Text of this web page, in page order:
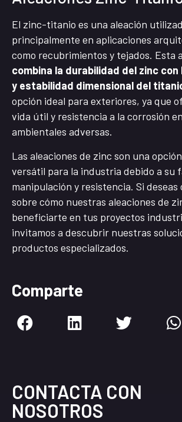
El zinc-titanio es una aleación
principalmente en aplicaciones
como recubrimientos y tejados. Esta
combina la durabilidad del zinc
y estabilidad dimensional del
opción ideal para exteriores, ya que
vida útil y resistencia a la corrosión
ambientales adversas.
Las aleaciones de zinc son una
versátil para la industria debido a su
manipulación y resistencia. Si deseas
sobre cómo nuestras aleaciones de
beneficiarte en tus proyectos
invitamos a descubrir nuestras
productos especializados.
Comparte
CONTACTA CON
NOSOTROS